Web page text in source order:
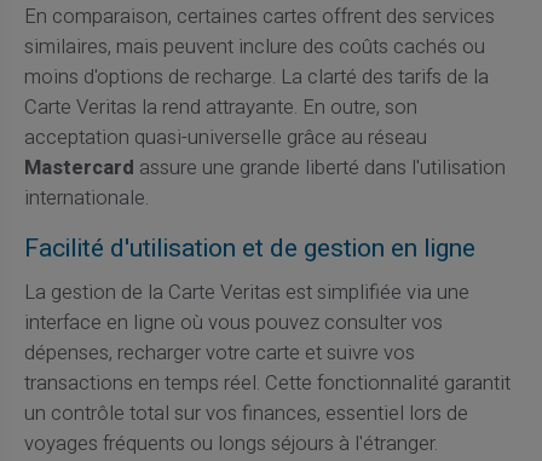
En comparaison, certaines cartes offrent des services
similaires, mais peuvent inclure des coûts cachés ou
moins d'options de recharge. La clarté des tarifs de la
Carte Veritas la rend attrayante. En outre, son
acceptation quasi-universelle grâce au réseau
Mastercard assure une grande liberté dans l'utilisation
internationale.
Facilité d'utilisation et de gestion en ligne
La gestion de la Carte Veritas est simplifiée via une
interface en ligne où vous pouvez consulter vos
dépenses, recharger votre carte et suivre vos
transactions en temps réel. Cette fonctionnalité garantit
un contrôle total sur vos finances, essentiel lors de
voyages fréquents ou longs séjours à l'étranger.